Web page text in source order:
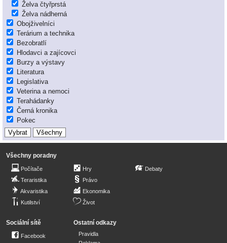
Želva čtyřprstá
Želva nádherná
Obojživelníci
Terárium a technika
Bezobratlí
Hlodavci a zajícovci
Burzy a výstavy
Literatura
Legislativa
Veterina a nemoci
Terahádanky
Černá kronika
Pokec
Všechny poradny
Počítače
Teraristika
Akvaristika
Kutilství
Hry
Právo
Ekonomika
Život
Debaty
Sociální sítě
Facebook
Ostatní odkazy
Pravidla